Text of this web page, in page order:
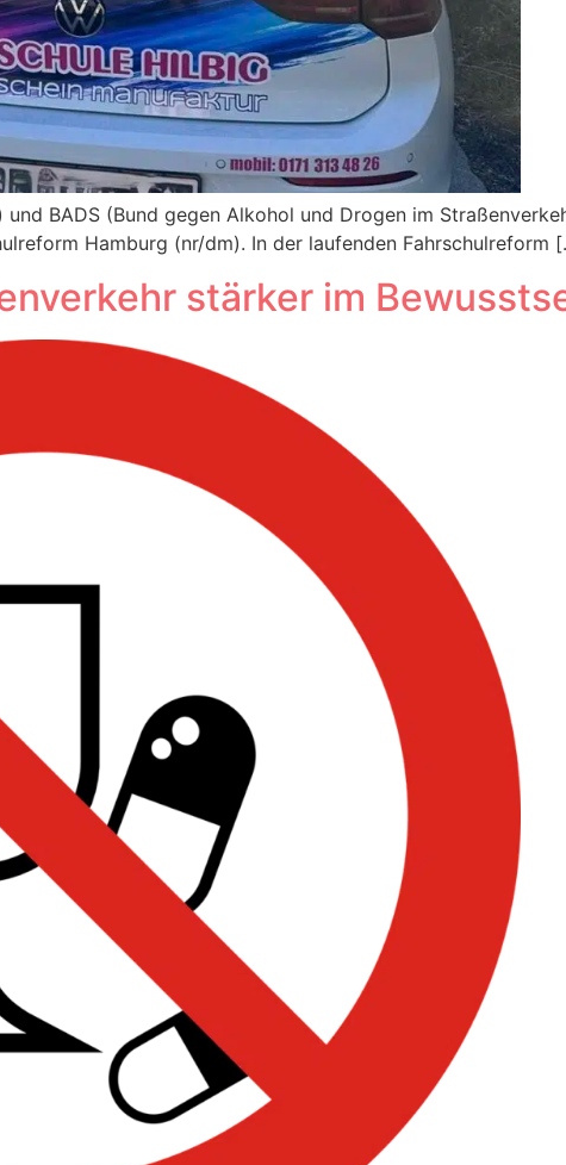
BADS (Bund gegen Alkohol und Drogen im
Hamburg (nr/dm). In der laufenden Fahrschulreform
stärker im